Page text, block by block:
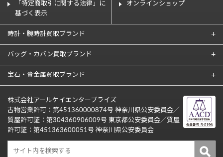
「特定商取引に関する法律」に
基づく表示
オンラインショップ
時計・腕時計買取ブランド
バッグ・カバン買取ブランド
宝石・貴金属買取ブランド
株式会社アールケイエンタープライズ
古物営業許可：第451360000874号 神奈川県公安委員会／
質屋許可証：第304360906009号 東京都公安委員会／質屋
許可証：第451363600051号 神奈川県公安委員会